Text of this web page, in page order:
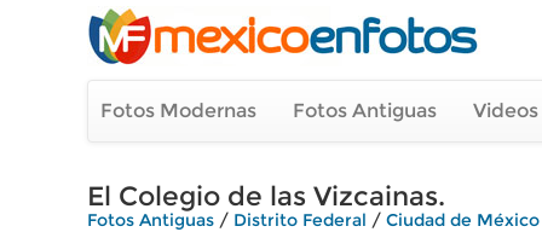
Fotos Modernas Fotos Antiguas
El Colegio de las Vizcainas.
Fotos Antiguas / Distrito Federal / Ciudad de México